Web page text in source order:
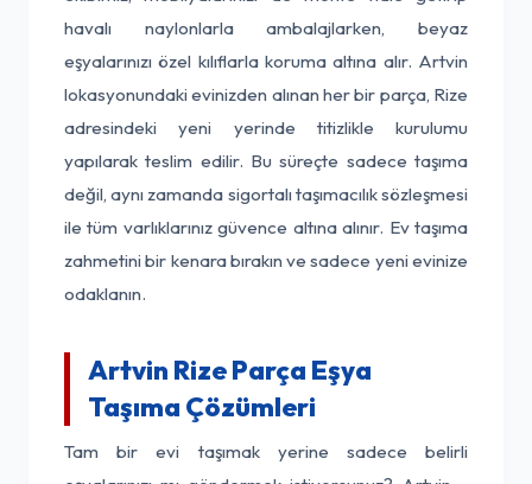
havalı naylonlarla ambalajlarken, beyaz
eşyalarınızı özel kılıflarla koruma altına alır. Artvin
lokasyonundaki evinizden alınan her bir parça, Rize
adresindeki yeni yerinde titizlikle kurulumu
yapılarak teslim edilir. Bu süreçte sadece taşıma
değil, aynı zamanda sigortalı taşımacılık sözleşmesi
ile tüm varlıklarınız güvence altına alınır. Ev taşıma
zahmetini bir kenara bırakın ve sadece yeni evinize
odaklanın.
Artvin Rize Parça Eşya
Taşıma Çözümleri
Tam bir evi taşımak yerine sadece belirli